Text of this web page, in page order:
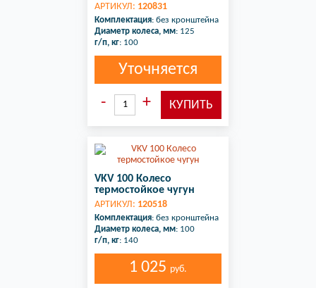
АРТИКУЛ: 120831
Комплектация: без кронштейна
Диаметр колеса, мм: 125
г/п, кг: 100
Уточняется
VKV 100 Колесо
термостойкое чугун
АРТИКУЛ: 120518
Комплектация: без кронштейна
Диаметр колеса, мм: 100
г/п, кг: 140
1 025 руб.